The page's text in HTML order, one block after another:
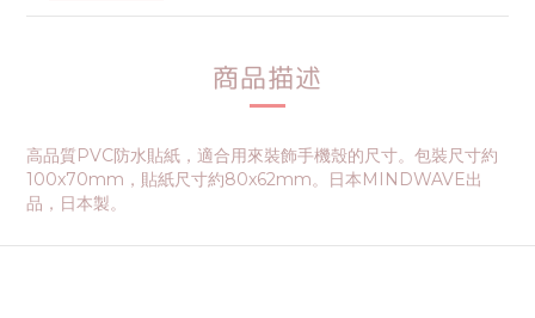
商品描述
高品質PVC防水貼紙，適合用來裝飾手機殼的尺寸。包裝尺寸約
100x70mm，貼紙尺寸約80x62mm。日本MINDWAVE出
品，日本製。